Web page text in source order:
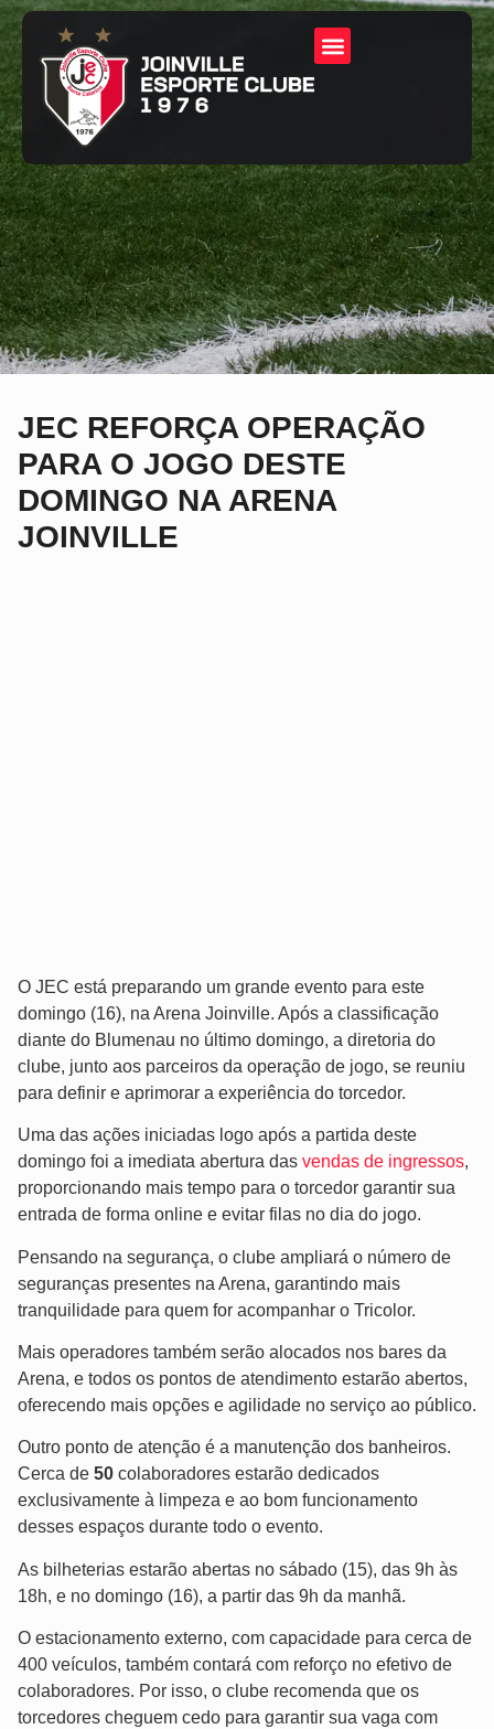
JEC REFORÇA OPERAÇÃO
PARA O JOGO DESTE
DOMINGO NA ARENA
JOINVILLE
O JEC está preparando um grande evento para este
domingo (16), na Arena Joinville. Após a classificação
diante do Blumenau no último domingo, a diretoria do
clube, junto aos parceiros da operação de jogo, se reuniu
para definir e aprimorar a experiência do torcedor.
Uma das ações iniciadas logo após a partida deste
domingo foi a imediata abertura das vendas de ingressos,
proporcionando mais tempo para o torcedor garantir sua
entrada de forma online e evitar filas no dia do jogo.
Pensando na segurança, o clube ampliará o número de
seguranças presentes na Arena, garantindo mais
tranquilidade para quem for acompanhar o Tricolor.
Mais operadores também serão alocados nos bares da
Arena, e todos os pontos de atendimento estarão abertos,
oferecendo mais opções e agilidade no serviço ao público.
Outro ponto de atenção é a manutenção dos banheiros.
Cerca de 50 colaboradores estarão dedicados
exclusivamente à limpeza e ao bom funcionamento
desses espaços durante todo o evento.
As bilheterias estarão abertas no sábado (15), das 9h às
18h, e no domingo (16), a partir das 9h da manhã.
O estacionamento externo, com capacidade para cerca de
400 veículos, também contará com reforço no efetivo de
colaboradores. Por isso, o clube recomenda que os
torcedores cheguem cedo para garantir sua vaga com